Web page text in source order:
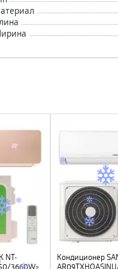
NT-
3660W>
Кондиционер